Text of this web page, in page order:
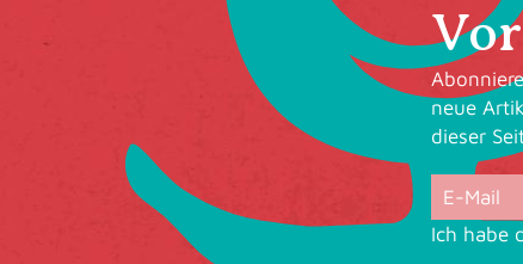
neue
dieser
Ich habe